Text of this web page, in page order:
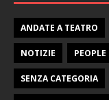
ANDATE A TEATRO
NOTIZIE PEOPLE
SENZA CATEGORIA